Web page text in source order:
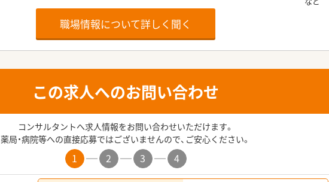
職場情報について詳しく聞く
この求人へのお問い合わせ
コンサルタントへ求人情報をお問い合わせいただけます。
薬局・病院等への直接応募ではございませんので、ご安心ください。
1 2 3 4